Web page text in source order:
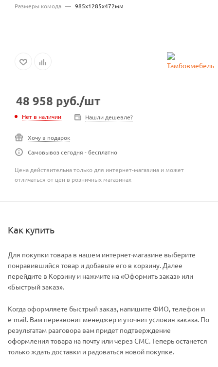
Размеры комода — 985x1285x472мм
48 958 руб./шт
Нет в наличии Нашли дешевле?
Хочу в подарок
Самовывоз сегодня - бесплатно
Цена действительна только для интернет-магазина и может
отличаться от цен в розничных магазинах
Как купить
Для покупки товара в нашем интернет-магазине выберите
понравившийся товар и добавьте его в корзину. Далее
перейдите в Корзину и нажмите на «Оформить заказ» или
«Быстрый заказ».
Когда оформляете быстрый заказ, напишите ФИО, телефон и
e-mail. Вам перезвонит менеджер и уточнит условия заказа. По
результатам разговора вам придет подтверждение
оформления товара на почту или через СМС. Теперь останется
только ждать доставки и радоваться новой покупке.